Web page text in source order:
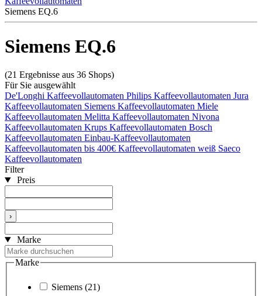
Siemens EQ.6
Siemens EQ.6
(21 Ergebnisse aus 36 Shops)
Für Sie ausgewählt
De'Longhi Kaffeevollautomaten Philips Kaffeevollautomaten Jura
Kaffeevollautomaten Siemens Kaffeevollautomaten Miele
Kaffeevollautomaten Melitta Kaffeevollautomaten Nivona
Kaffeevollautomaten Krups Kaffeevollautomaten Bosch
Kaffeevollautomaten Einbau-Kaffeevollautomaten
Kaffeevollautomaten bis 400€ Kaffeevollautomaten weiß Saeco
Kaffeevollautomaten
Filter
Preis
›
Marke
Marke
Siemens (21)